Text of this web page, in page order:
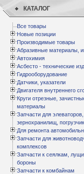
КАТАЛОГ
Все товары
Новые позиции
Производимые товары
Абразивные материалы,
Автохимия
Асбесто - технические
Гидрооборудование
Датчики, указатели
Двигателя внутреннего
Круги отрезные,
материалы
Запчасти для элеваторов,
зернохранилищ,
Для ремонта
Запчасти для
комплексов
Запчасти к сеялкам,
бороны
Запчасти к комбайнам